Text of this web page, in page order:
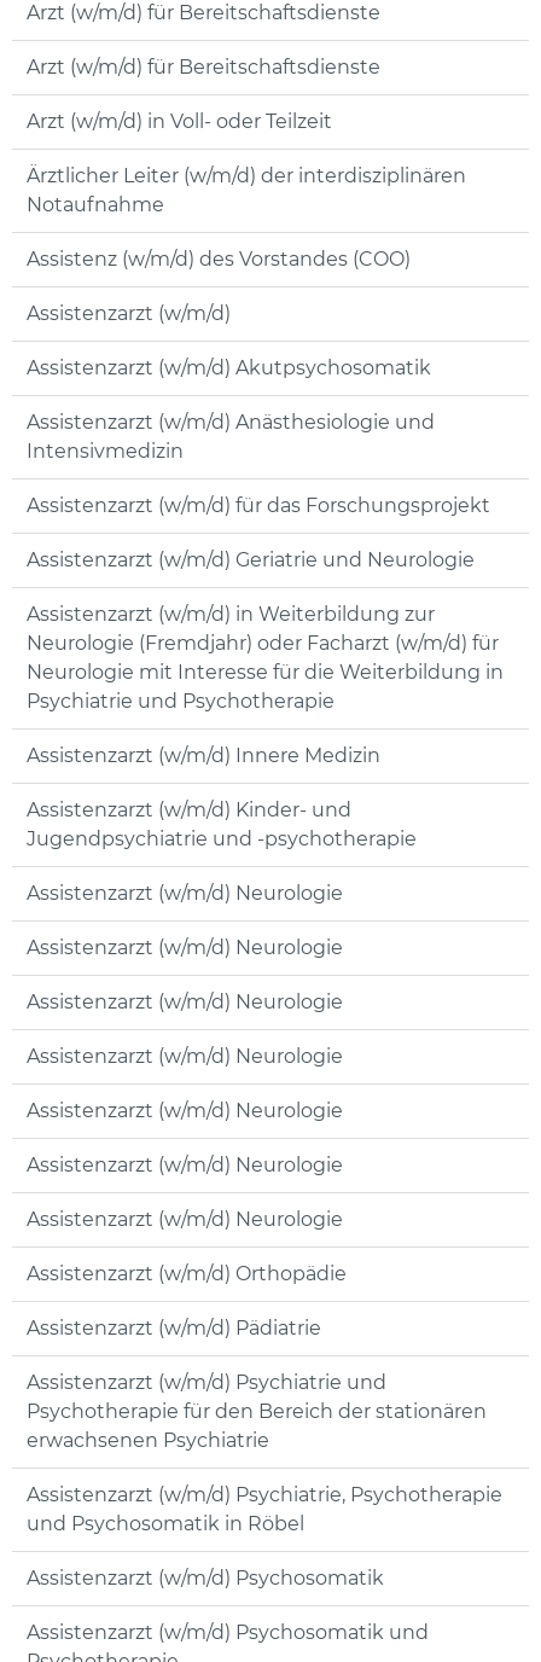
Arzt (w/m/d) für Bereitschaftsdienste
Arzt (w/m/d) für Bereitschaftsdienste
Arzt (w/m/d) in Voll- oder Teilzeit
Ärztlicher Leiter (w/m/d) der interdisziplinären
Notaufnahme
Assistenz (w/m/d) des Vorstandes (COO)
Assistenzarzt (w/m/d)
Assistenzarzt (w/m/d) Akutpsychosomatik
Assistenzarzt (w/m/d) Anästhesiologie und
Intensivmedizin
Assistenzarzt (w/m/d) für das Forschungsprojekt
Assistenzarzt (w/m/d) Geriatrie und Neurologie
Assistenzarzt (w/m/d) in Weiterbildung zur
Neurologie (Fremdjahr) oder Facharzt (w/m/d) für
Neurologie mit Interesse für die Weiterbildung in
Psychiatrie und Psychotherapie
Assistenzarzt (w/m/d) Innere Medizin
Assistenzarzt (w/m/d) Kinder- und
Jugendpsychiatrie und -psychotherapie
Assistenzarzt (w/m/d) Neurologie
Assistenzarzt (w/m/d) Neurologie
Assistenzarzt (w/m/d) Neurologie
Assistenzarzt (w/m/d) Neurologie
Assistenzarzt (w/m/d) Neurologie
Assistenzarzt (w/m/d) Neurologie
Assistenzarzt (w/m/d) Neurologie
Assistenzarzt (w/m/d) Orthopädie
Assistenzarzt (w/m/d) Pädiatrie
Assistenzarzt (w/m/d) Psychiatrie und
Psychotherapie für den Bereich der stationären
erwachsenen Psychiatrie
Assistenzarzt (w/m/d) Psychiatrie, Psychotherapie
und Psychosomatik in Röbel
Assistenzarzt (w/m/d) Psychosomatik
Assistenzarzt (w/m/d) Psychosomatik und